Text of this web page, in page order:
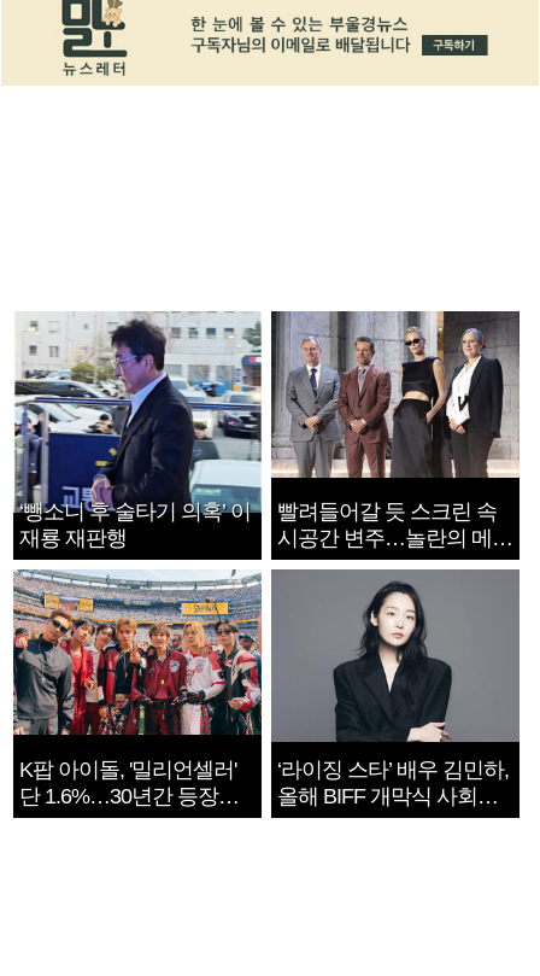
‘뺑소니 후 술타기 의혹’ 이
재룡 재판행
빨려들어갈 듯 스크린 속
시공간 변주…놀란의 메시
지는 ‘전쟁 속죄’
K팝 아이돌, '밀리언셀러'
단 1.6%…30년간 등장
1182개팀 전수조사
‘라이징 스타’ 배우 김민하,
올해 BIFF 개막식 사회자
확정